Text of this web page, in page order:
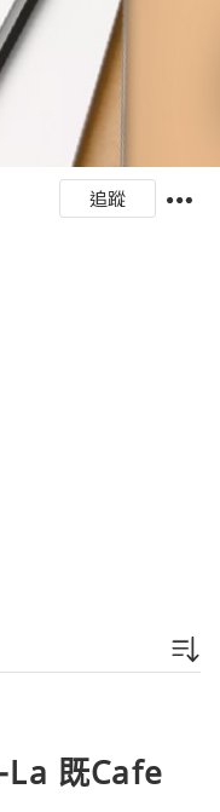
追蹤
既Cafe